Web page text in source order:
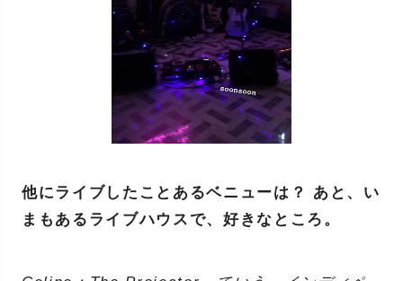
他にライブしたことあるベニューは？ あと、い
まもあるライブハウスで、好きなところ。